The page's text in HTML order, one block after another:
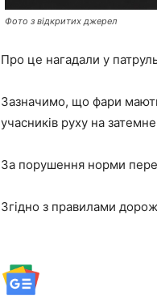
Фото з відкритих джерел
Про це нагадали у
Зазначимо, що фари
учасників руху на
За порушення норми
Згідно з правилами